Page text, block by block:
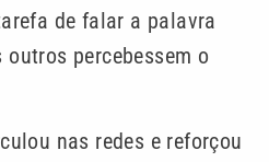
de falar a palavra
outros percebessem o
nas redes e reforçou